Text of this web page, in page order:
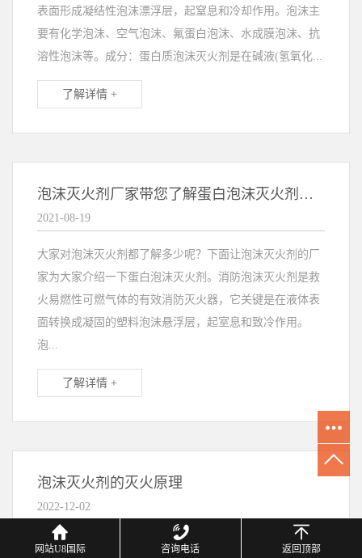
表面形成凝结性泡沫漂浮层，起窒息和冷却作用。泡沫主
要有化学泡沫、空气泡沫、氟蛋白泡沫、水成膜泡沫、抗
溶性泡沫等。成分：蛋白质泡沫灭火剂是在碱液(氢氧化...
了解详情 +
泡沫灭火剂厂家带您了解蛋白泡沫灭火剂的知识
2021-08-19
大家对泡沫灭火剂都了解多少呢？下面让泡沫灭火剂的厂
家为大家介绍一下蛋白泡沫灭火剂。消防泡沫灭火剂是救
火易燃性可燃气体的有效消防灭火器，它关键是在液体表
面转换成凝固的塑料泡沫悬浮层，起室息和致冷作用。
泡...
了解详情 +
泡沫灭火剂的灭火原理
2022-12-02
泡沫灭火剂的灭火原理如下：喷洒水雾灭火剂后，形成水
网站U8国际 咨询电话 返回顶部